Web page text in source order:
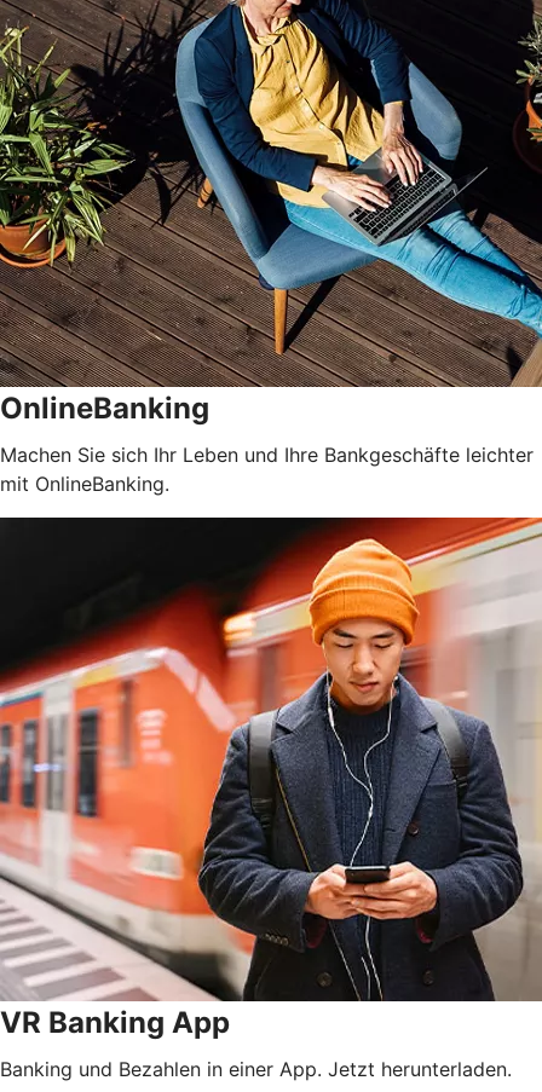
OnlineBanking
Machen Sie sich Ihr Leben und Ihre Bankgeschäfte leichter
mit OnlineBanking.
VR Banking App
Banking und Bezahlen in einer App. Jetzt herunterladen.